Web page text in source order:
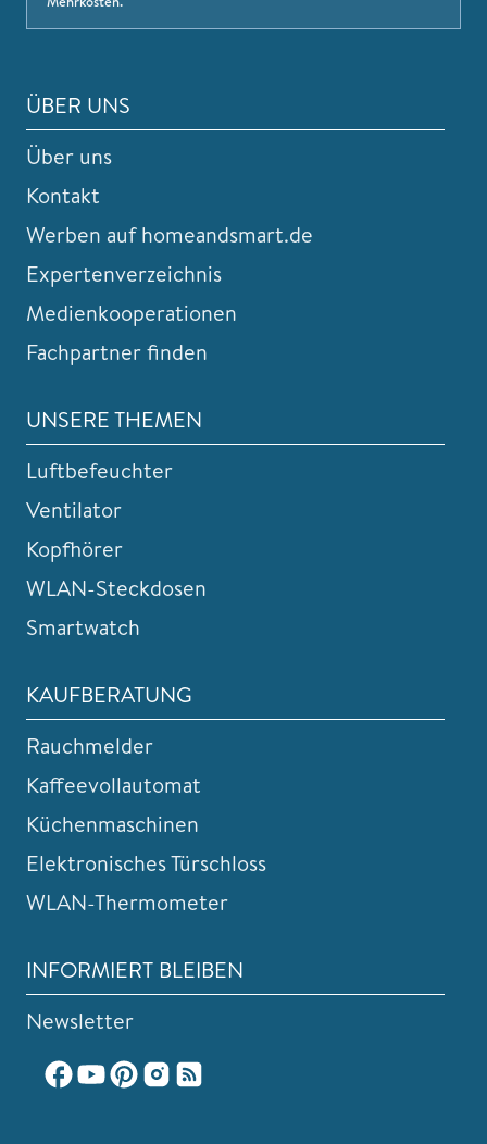
ÜBER UNS
Über uns
Kontakt
Werben auf homeandsmart.de
Expertenverzeichnis
Medienkooperationen
Fachpartner finden
UNSERE THEMEN
Luftbefeuchter
Ventilator
Kopfhörer
WLAN-Steckdosen
Smartwatch
KAUFBERATUNG
Rauchmelder
Kaffeevollautomat
Küchenmaschinen
Elektronisches Türschloss
WLAN-Thermometer
INFORMIERT BLEIBEN
Newsletter